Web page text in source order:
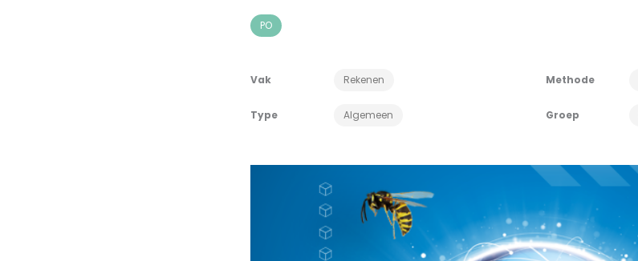
PO
Vak Rekenen Methode
Type Algemeen Groep